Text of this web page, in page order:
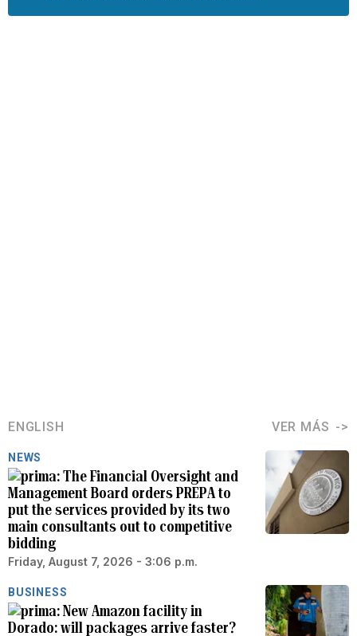
ENGLISH VER MÁS
NEWS
The Financial Oversight and
Management Board orders PREPA to
put the services provided by its two
main consultants out to competitive
bidding
Friday, August 7, 2026 - 3:06 p.m.
BUSINESS
New Amazon facility in
Dorado: will packages arrive faster?